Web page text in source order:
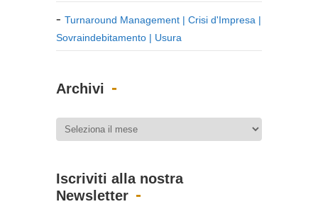
Turnaround Management | Crisi d'Impresa |
Sovraindebitamento | Usura
Archivi
Iscriviti alla nostra
Newsletter